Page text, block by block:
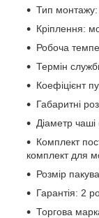
Тип монтажу:
Кріплення:
Робоча
Термін
Коефіцієнт
Габаритні
Діаметр
Комплект
комплект для
Розмір
Гарантія: 2
Торгова